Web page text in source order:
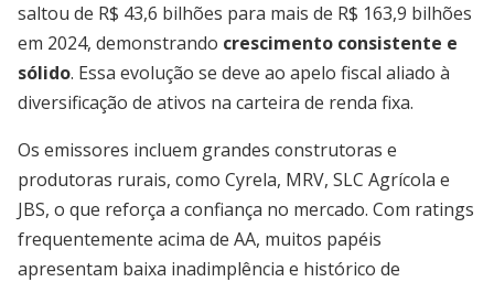
saltou de R$ 43,6 bilhões para mais de R$ 163,9 bilhões
em 2024, demonstrando crescimento consistente e
sólido. Essa evolução se deve ao apelo fiscal aliado à
diversificação de ativos na carteira de renda fixa.
Os emissores incluem grandes construtoras e
produtoras rurais, como Cyrela, MRV, SLC Agrícola e
JBS, o que reforça a confiança no mercado. Com ratings
frequentemente acima de AA, muitos papéis
apresentam baixa inadimplência e histórico de